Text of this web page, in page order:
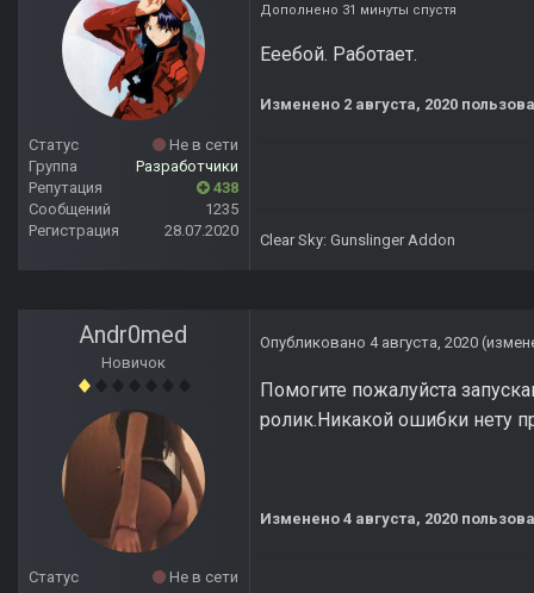
Статус
Не в сети
Группа
Разработчики
Репутация
438
Сообщений
1235
Регистрация
28.07.2020
Дополнено 31 минуты спустя
Ееебой. Работает.
Изменено 2 августа, 2020
Clear Sky: Gunslinger Addon
Andr0med
Новичок
Статус
Не в сети
Опубликовано 4 августа, 2020
Помогите пожалуйста
ролик.Никакой ошибки нету
Изменено 4 августа, 2020